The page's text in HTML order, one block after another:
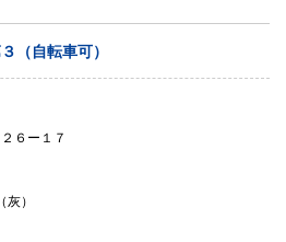
（自転車可）
６ー１７
）